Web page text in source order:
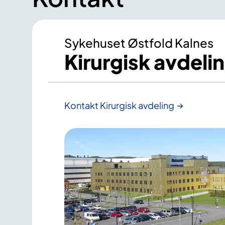
Sykehuset Østfold Kalnes
Kirurgisk
Kontakt Kirurgisk avdeling